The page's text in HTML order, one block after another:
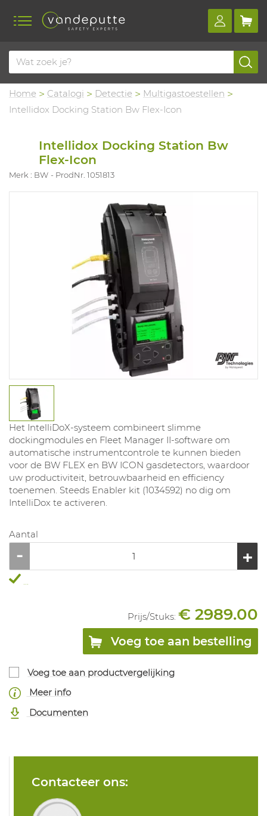
Home Catalogi Detectie
Multigastoestellen
Intellidox Docking Station Bw Flex-Icon
Intellidox Docking Station Bw
Flex-Icon
Merk : BW ProdNr. 1051813
Het IntelliDoX-systeem combineert slimme
dockingmodules en Fleet Manager II-software om
automatische instrumentcontrole te kunnen bieden
voor de BW FLEX en BW ICON gasdetectors, waardoor
uw productiviteit, betrouwbaarheid en efficiency
toenemen. Steeds Enabler kit (1034592) no dig om
IntelliDox te activeren.
Aantal
...
Prijs/Stuks: € 2989.00
Voeg toe aan bestelling
Voeg toe aan productvergelijking
Meer info
Documenten
Contacteer ons: